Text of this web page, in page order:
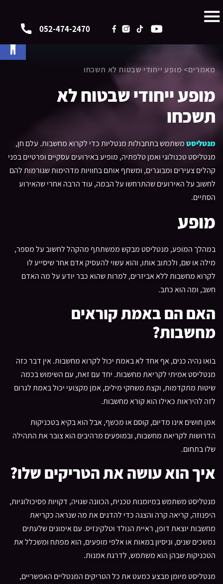
052-474-2470
מאמרים> מופע ייחודי שבטוח לא תשכחו
מופע ייחודי שבטוח לא
תשכחו
מנטליסטמשתמש בתחבולות מנטליות כדי לקרוא מחשבות. עלם חן,
מנטליסט טכנולוגי ואמן טלפתיה, מופיע באירועים עסקיים ופרטיים בפני
קהלים צעירים ומבוגרים, ומשתף אותם בחוויות מדהימות שגורמות להם
לחשוב על האירועים שהתרחשו על הבמה, עוד הרבה אחרי שהאירוע
הסתיים.
מופע
במהלך המופע, מנטליסט מבקש ממשתתף מהקהל לחשוב על מספר,
מילה או שם, ולכתוב אותו, והוא עשוי להעסיק אדם אחר שיסייע לו
לקרוא מחשבות ללא אביזרים, למרות שהוא כבר יודע על מה האדם
חשב, ומה הוא כתב.
האם הם באמת קוראים
מחשבות?
בואו נהיה כנים, אף אחד לא באמת יכול לקרוא מחשבות. אין דבר כזה
מנטליסט אמיתי לקריאת מחשבות. יחד עם זאת, עם השימוש בכמה
שיטות מתקדמות, וקצת משחקי מילים, אמן מקצועי יכול באמת לגרום
לזה להיראות כאילו הוא קורא מחשבות.
אמן חושים אינו מדיום, קוסם או מכשף, אבל הוא בקיא בטכניקות
הדרושות לקריאת מחשבות, ובמופעים מרהיבים הוא צובר את התהילה
שלו בתחום.
איך הוא עושה את הטריקים שלו?
מנטליסט משתמש במיומנות טכנית, הכוונה שגויה, דקויות פסיכולוגיות,
היפנוזה, קריאה קרה והצגה כדי להדגים את מה שנראה כקריאת
מחשבות יוצאת דופן, ראיית הנולד וטלקינזיס. עם אימונים שלעתים
נמשכים שנים, וניסיון במאות או אלפי מופעים, הוא מפתח ומשכלל את
הטכניקות שבהן הוא משתמש, לדרגת אמנות.
מנטליסט מיומן מבצע כמעט את כל הטריקים המנטליים האפשריים,